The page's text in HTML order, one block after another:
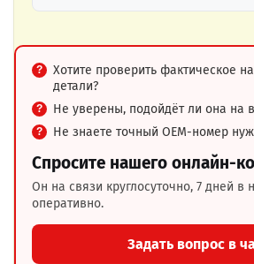
Хотите проверить фактическое
детали?
Не уверены, подойдёт ли она на
Не знаете точный OEM-номер
Спросите нашего онлайн-
Он на связи круглосуточно, 7 дней в
оперативно.
Задать вопрос в